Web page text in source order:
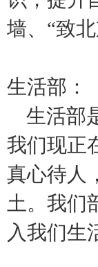
墙、“致
生活部：
生活部
我们现正
真心待人
土。我们
入我们生